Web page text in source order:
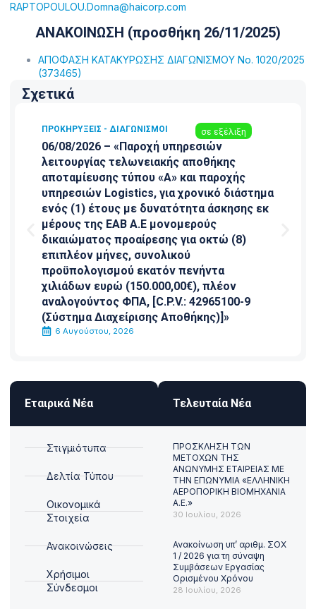
RAPTOPOULOU.Domna@haicorp.com
ΑΝΑΚΟΙΝΩΣΗ (προσθήκη 26/11/2025)
ΑΠΟΦΑΣΗ ΚΑΤΑΚΥΡΩΣΗΣ ΔΙΑΓΩΝΙΣΜΟΥ No. 1020/2025
(373465)
Σχετικά
ΠΡΟΚΗΡΎΞΕΙΣ - ΔΙΑΓΩΝΙΣΜΟΊ σε εξέλιξη
06/08/2026 – «Παροχή υπηρεσιών
λειτουργίας τελωνειακής αποθήκης
αποταμίευσης τύπου «Α» και παροχής
υπηρεσιών Logistics, για χρονικό διάστημα
ενός (1) έτους με δυνατότητα άσκησης εκ
μέρους της ΕΑΒ Α.Ε μονομερούς
δικαιώματος προαίρεσης για οκτώ (8)
επιπλέον μήνες, συνολικού
προϋπολογισμού εκατόν πενήντα
χιλιάδων ευρώ (150.000,00€), πλέον
αναλογούντος ΦΠΑ, [C.P.V.: 42965100-9
(Σύστημα Διαχείρισης Αποθήκης)]»
6 Αυγούστου, 2026
Εταιρικά Νέα
Στιγμιότυπα
Δελτία Τύπου
Οικονομικά
Στοιχεία
Ανακοινώσεις
Χρήσιμοι
Σύνδεσμοι
Τελευταία Νέα
ΠΡΟΣΚΛΗΣΗ ΤΩΝ
ΜΕΤΟΧΩΝ ΤΗΣ
ΑΝΩΝΥΜΗΣ ΕΤΑΙΡΕΙΑΣ ΜΕ
ΤΗΝ ΕΠΩΝΥΜΙΑ «ΕΛΛΗΝΙΚΗ
ΑΕΡΟΠΟΡΙΚΗ ΒΙΟΜΗΧΑΝΙΑ
Α.Ε.»
30 Ιουλίου, 2026
Ανακοίνωση υπ’ αριθμ. ΣΟΧ
1 / 2026 για τη σύναψη
Συμβάσεων Εργασίας
Ορισμένου Χρόνου
28 Ιουλίου, 2026